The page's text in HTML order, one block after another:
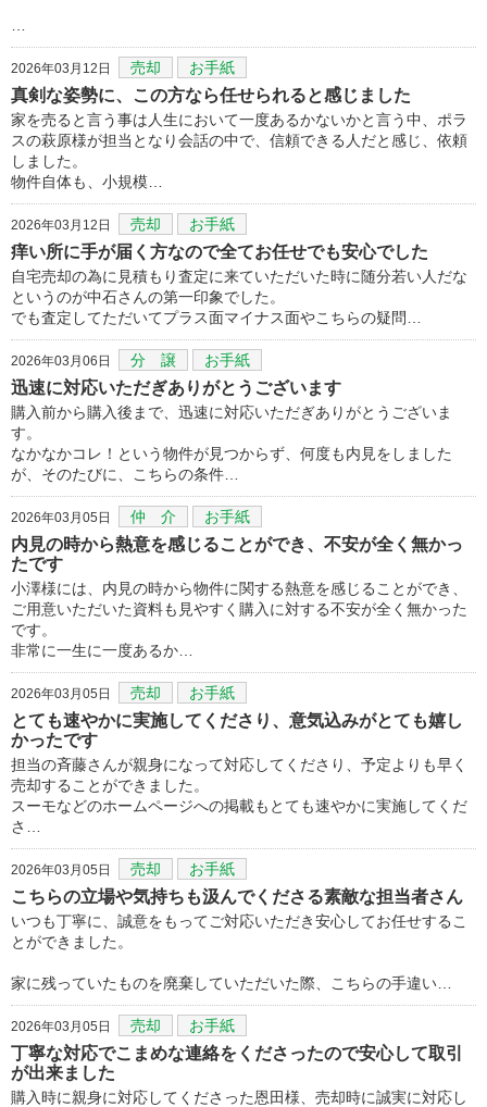
2026年03月12日 売却 お手紙
真剣な姿勢に、この方なら任せられると感じました
家を売ると言う事は人生において一度あるかないかと言う中、ポラ
スの萩原様が担当となり会話の中で、信頼できる人だと感じ、依頼
しました。
物件自体も、小規模…
2026年03月12日 売却 お手紙
痒い所に手が届く方なので全てお任せでも安心でした
自宅売却の為に見積もり査定に来ていただいた時に随分若い人だな
というのが中石さんの第一印象でした。
でも査定してただいてプラス面マイナス面やこちらの疑問…
2026年03月06日 分 譲 お手紙
迅速に対応いただぎありがとうございます
購入前から購入後まで、迅速に対応いただぎありがとうございま
す。
なかなかコレ！という物件が見つからず、何度も内見をしました
が、そのたびに、こちらの条件…
2026年03月05日 仲 介 お手紙
内見の時から熱意を感じることができ、不安が全く無かっ
たです
小澤様には、内見の時から物件に関する熱意を感じることができ、
ご用意いただいた資料も見やすく購入に対する不安が全く無かった
です。
非常に一生に一度あるか…
2026年03月05日 売却 お手紙
とても速やかに実施してくださり、意気込みがとても嬉し
かったです
担当の斉藤さんが親身になって対応してくださり、予定よりも早く
売却することができました。
スーモなどのホームページへの掲載もとても速やかに実施してくだ
さ…
2026年03月05日 売却 お手紙
こちらの立場や気持ちも汲んでくださる素敵な担当者さん
いつも丁寧に、誠意をもってご対応いただき安心してお任せするこ
とができました。
家に残っていたものを廃棄していただいた際、こちらの手違い…
2026年03月05日 売却 お手紙
丁寧な対応でこまめな連絡をくださったので安心して取引
が出来ました
購入時に親身に対応してくださった恩田様、売却時に誠実に対応し